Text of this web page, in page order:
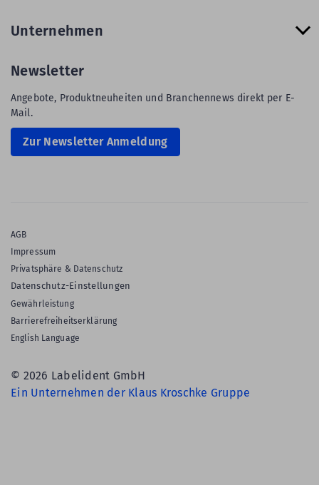
Unternehmen
Newsletter
Angebote, Produktneuheiten und Branchennews direkt per E-
Mail.
Zur Newsletter Anmeldung
AGB
Impressum
Privatsphäre & Datenschutz
Datenschutz-Einstellungen
Gewährleistung
Barrierefreiheitserklärung
English Language
© 2026 Labelident GmbH
Ein Unternehmen der Klaus Kroschke Gruppe